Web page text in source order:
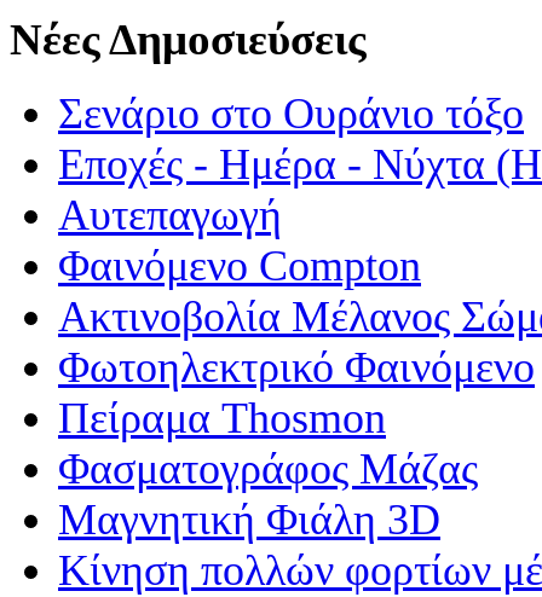
Νέες Δημοσιεύσεις
Σενάριο στο Ουράνιο τόξο
Εποχές - Ημέρα - Νύχτα
Αυτεπαγωγή
Φαινόμενο Compton
Ακτινοβολία Μέλανος
Φωτοηλεκτρικό Φαινόμενο
Πείραμα Thosmon
Φασματογράφος Μάζας
Μαγνητική Φιάλη 3D
Κίνηση πολλών φορτίων